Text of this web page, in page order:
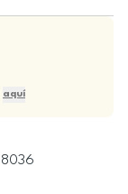
aquí
8036